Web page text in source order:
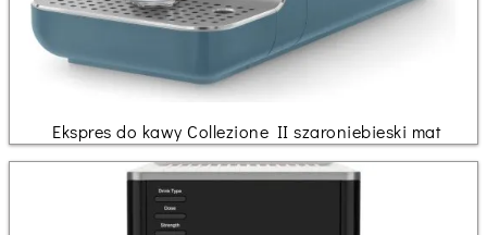
Ekspres do kawy Collezione II szaroniebieski mat